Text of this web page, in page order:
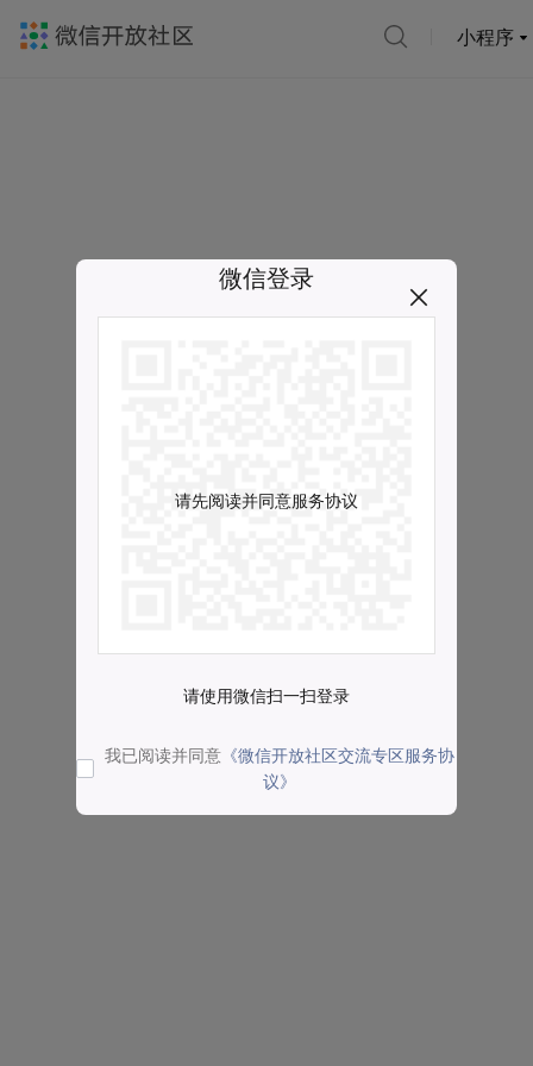
小程序
微信登录
请先阅读并同意服务协议
请使用微信扫一扫登录
我已阅读并同意 《微信开放社区交流专区服务协
议》